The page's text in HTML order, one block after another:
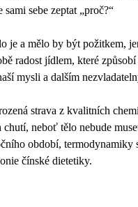
sami sebe zeptat „proč?“
je a mělo by být požitkem,
radost jídlem, které
mysli a dalším
strava z kvalitních
neboť tělo nebude
období,
čínské dietetiky.